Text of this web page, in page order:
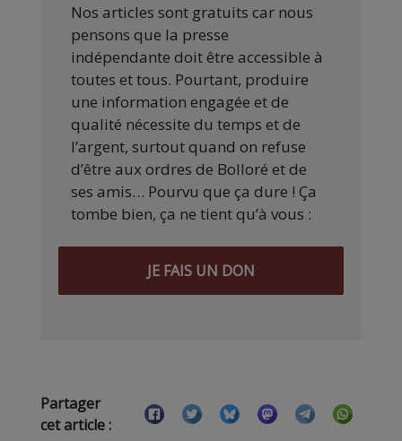
Nos articles sont gratuits car nous
pensons que la presse
indépendante doit être accessible à
toutes et tous. Pourtant, produire
une information engagée et de
qualité nécessite du temps et de
l’argent, surtout quand on refuse
d’être aux ordres de Bolloré et de
ses amis… Pourvu que ça dure ! Ça
tombe bien, ça ne tient qu’à vous :
JE FAIS UN DON
Partager
cet article :